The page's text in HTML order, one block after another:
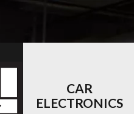
CAR
ELECTRONICS